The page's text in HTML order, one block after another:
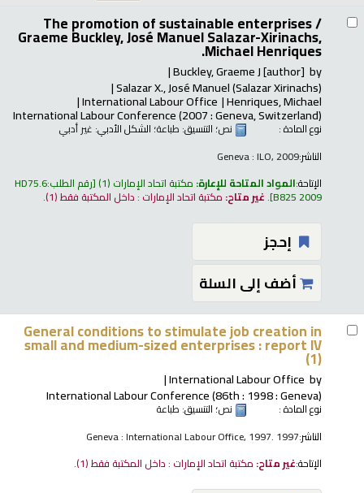
The promotion of sustainable enterprises /
Graeme Buckley, José Manuel Salazar-Xirinachs,
Michael Henriques.
by
Buckley, Graeme J[author]
Salazar X., José Manuel (Salazar Xirinachs)
Henriques, Michael
International Labour Office
International Labour Conference(2007 : Geneva, Switzerland)
نوع المادة : نص؛ التنسيق: طباعة؛ الشكل الأدبي: غير أدبي
الناشر:Geneva : ILO, 2009
الإتاحة:المواد المتاحة للإعارة: مكتبة اتحاد الإمارات (1) رقم الطلب:HD75.6
B825 2009
.غير متاح: مكتبة اتحاد الإمارات : داخل المكتبة فقط(1).
إحجز
أضف إلى السلة
General conditions to stimulate job creation in
small and medium-sized enterprises : report IV
(1)
by
International Labour Office
International Labour Conference (86th : 1998 : Geneva)
نوع المادة : نص؛ التنسيق: طباعة
الناشر:Geneva : International Labour Office, 1997. 1997
الإتاحة:غير متاح: مكتبة اتحاد الإمارات : داخل المكتبة فقط(1).